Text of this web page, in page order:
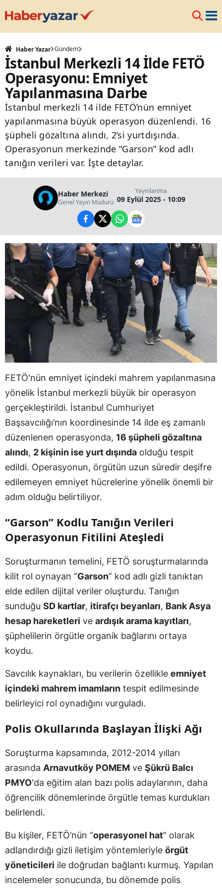
Haber Yazar Gündem
İstanbul Merkezli 14 İlde FETÖ
Operasyonu: Emniyet
Yapılanmasına Darbe
İstanbul merkezli 14 ilde FETÖ’nün emniyet
yapılanmasına büyük operasyon düzenlendi. 16
şüpheli gözaltına alındı, 2’si yurtdışında.
Operasyonun merkezinde “Garson” kod adlı
tanığın verileri var. İşte detaylar.
Haber Merkezi
Genel Yayın Müdürü
Yayınlanma
09 Eylül 2025 - 10:09
FETÖ'nün emniyet içindeki mahrem yapılanmasına
yönelik İstanbul merkezli büyük bir operasyon
gerçekleştirildi. İstanbul Cumhuriyet
Başsavcılığı’nın koordinesinde 14 ilde eş zamanlı
düzenlenen operasyonda, 16 şüpheli gözaltına
alındı, 2 kişinin ise yurt dışında olduğu tespit
edildi. Operasyonun, örgütün uzun süredir deşifre
edilemeyen emniyet hücrelerine yönelik önemli bir
adım olduğu belirtiliyor.
“Garson” Kodlu Tanığın Verileri
Operasyonun Fitilini Ateşledi
Soruşturmanın temelini, FETÖ soruşturmalarında
kilit rol oynayan “Garson” kod adlı gizli tanıktan
elde edilen dijital veriler oluşturdu. Tanığın
sunduğu SD kartlar, itirafçı beyanları, Bank Asya
hesap hareketleri ve ardışık arama kayıtları,
şüphelilerin örgütle organik bağlarını ortaya
koydu.
Savcılık kaynakları, bu verilerin özellikle emniyet
içindeki mahrem imamların tespit edilmesinde
belirleyici rol oynadığını vurguladı.
Polis Okullarında Başlayan İlişki Ağı
Soruşturma kapsamında, 2012-2014 yılları
arasında Arnavutköy POMEM ve Şükrü Balcı
PMYO'da eğitim alan bazı polis adaylarının, daha
öğrencilik dönemlerinde örgütle temas kurdukları
belirlendi.
Bu kişiler, FETÖ’nün “operasyonel hat” olarak
adlandırdığı gizli iletişim yöntemleriyle örgüt
yöneticileri ile doğrudan bağlantı kurmuş. Yapılan
incelemeler sonucunda, bu dönemde polis